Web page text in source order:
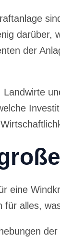
darüber,
der
Landwirte
eine
für alles,